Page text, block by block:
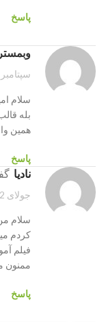
پاسخ
وبمستر 98
سپتامبر 15, 2017 در 5:43 ق.ظ
سلام
بله
همین
پاسخ
نادیا
جولای 2, 2017 در 4:27 ب.ظ
سلام
کردم
فیلم
ممنون
پاسخ